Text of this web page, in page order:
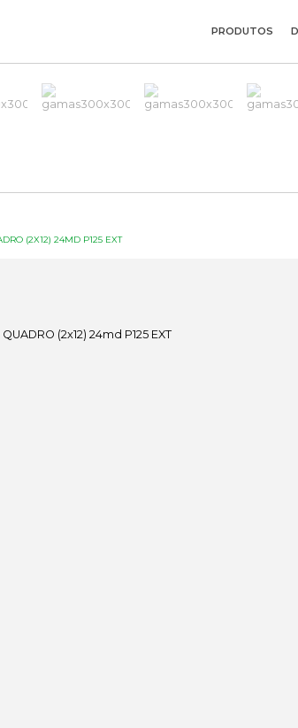
PRODUTOS
(2X12) 24MD P125 EXT